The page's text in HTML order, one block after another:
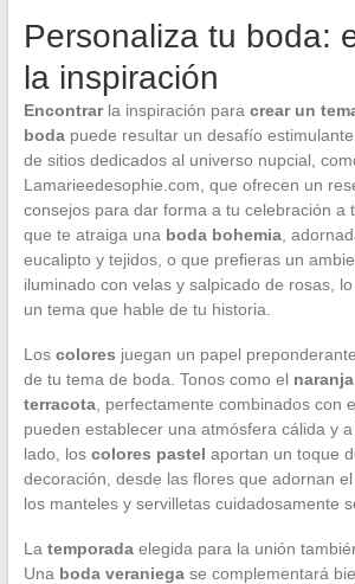
Personaliza tu boda:
la inspiración
Encontrarla inspiración para crear un
bodapuede resultar un desafío
de sitios dedicados al universo nupcial,
Lamarieedesophie.com, que ofrecen un
consejos para dar forma a tu celebración a
que te atraiga una boda bohemia,
eucalipto y tejidos, o que prefieras un
iluminado con velas y salpicado de rosas,
un tema que hable de tu historia.
Los colores juegan un papel
de tu tema de boda. Tonos como el
terracota, perfectamente combinados con
pueden establecer una atmósfera cálida y
lado, los colores pastel aportan un toque
decoración, desde las flores que adornan
los manteles y servilletas cuidadosamente
La temporadaelegida para la unión
Una boda veraniegase complementará